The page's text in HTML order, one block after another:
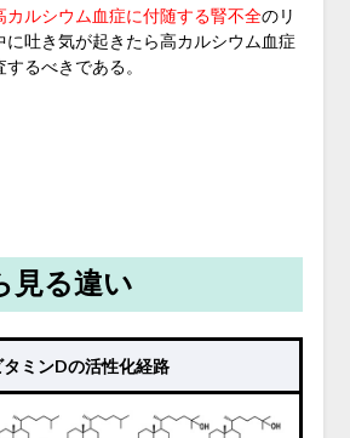
カルシウム血症に付随する腎不全のリ
に吐き気が起きたら高カルシウム血症
るべきである。
見る違い
タミンDの活性化経路